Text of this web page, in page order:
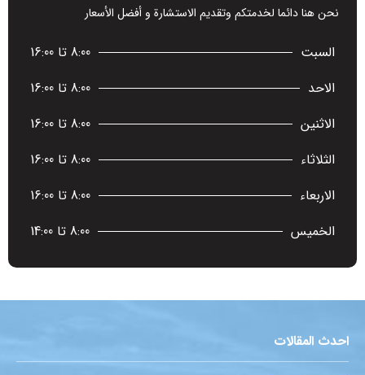
نحن هنا دائما لخدمتكم وتقديم الاستشارة و أفضل الأسعار
السبت
8:00 تا 16:00
الاحد
8:00 تا 16:00
الاثنين
8:00 تا 16:00
الثلاثاء
8:00 تا 16:00
الاربعاء
8:00 تا 16:00
الخميس
8:00 تا 14:00
احدث المقالات